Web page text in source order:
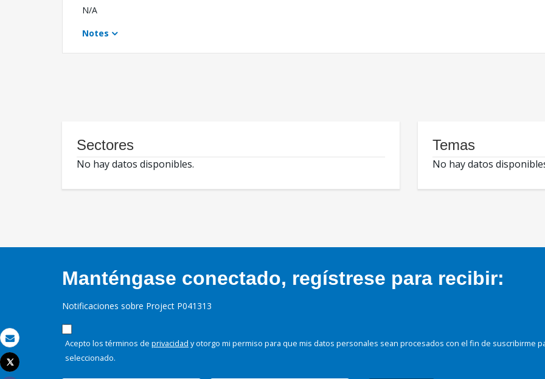
Correo electrónico
Imprimir
Tweet
N/A
Notes
Sectores
No hay datos disponibles.
Temas
No hay datos
Manténgase conectado, regístrese para recibir:
Notificaciones sobre Project P041313
Acepto los términos de privacidad y otorgo mi permiso para que mis datos personales sean procesados con el fin de suscribirme
seleccionado.